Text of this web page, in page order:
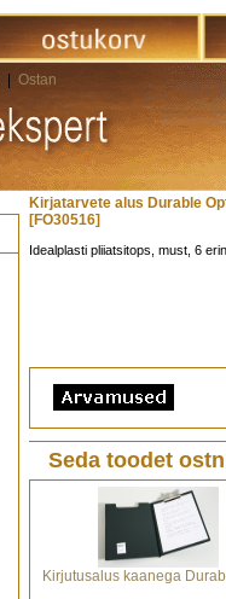
Ostan
Kirjatarvete alus Durable
[FO30516]
Idealplasti pliiatsitops, must, 6
Seda toodet
Kirjutusalus kaanega